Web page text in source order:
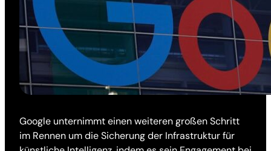
Google unternimmt einen weiteren großen Schritt
im Rennen um die Sicherung der Infrastruktur für